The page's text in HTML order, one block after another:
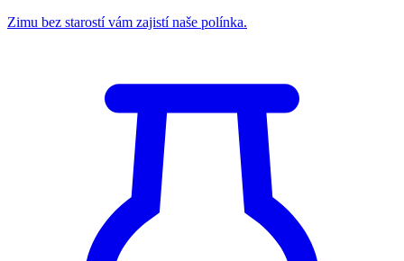
Zimu bez starostí vám zajistí naše polínka.